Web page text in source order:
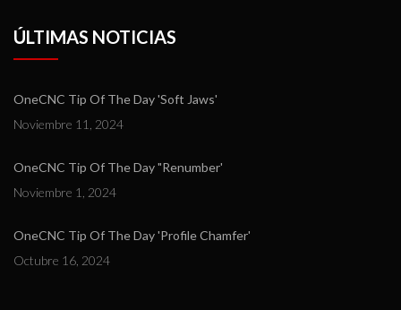
ÚLTIMAS NOTICIAS
OneCNC Tip Of The Day 'Soft Jaws'
Noviembre 11, 2024
OneCNC Tip Of The Day "Renumber'
Noviembre 1, 2024
OneCNC Tip Of The Day 'Profile Chamfer'
Octubre 16, 2024